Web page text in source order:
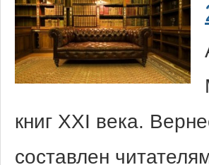
книг XXI века.
составлен